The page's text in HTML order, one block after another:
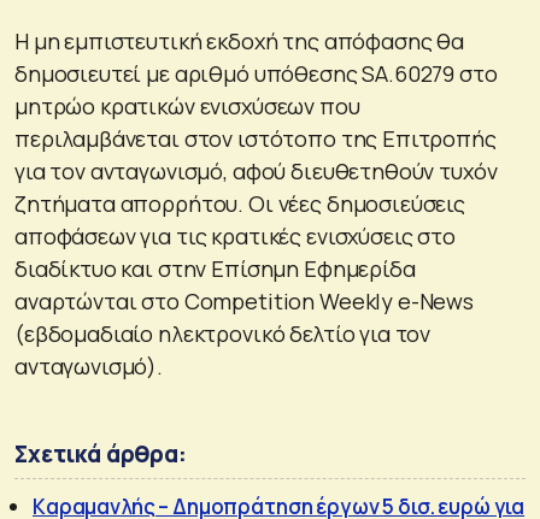
Η μη εμπιστευτική εκδοχή της απόφασης θα
δημοσιευτεί με αριθμό υπόθεσης SA.60279 στο
μητρώο κρατικών ενισχύσεων που
περιλαμβάνεται στον ιστότοπο της Επιτροπής
για τον ανταγωνισμό, αφού διευθετηθούν τυχόν
ζητήματα απορρήτου. Οι νέες δημοσιεύσεις
αποφάσεων για τις κρατικές ενισχύσεις στο
διαδίκτυο και στην Επίσημη Εφημερίδα
αναρτώνται στο Competition Weekly e-News
(εβδομαδιαίο ηλεκτρονικό δελτίο για τον
ανταγωνισμό).
Σχετικά άρθρα:
Kαραμανλής – Δημοπράτηση έργων 5 δισ. ευρώ για